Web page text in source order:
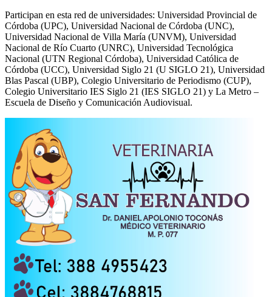
Participan en esta red de universidades: Universidad Provincial de
Córdoba (UPC), Universidad Nacional de Córdoba (UNC),
Universidad Nacional de Villa María (UNVM), Universidad
Nacional de Río Cuarto (UNRC), Universidad Tecnológica
Nacional (UTN Regional Córdoba), Universidad Católica de
Córdoba (UCC), Universidad Siglo 21 (U SIGLO 21), Universidad
Blas Pascal (UBP), Colegio Universitario de Periodismo (CUP),
Colegio Universitario IES Siglo 21 (IES SIGLO 21) y La Metro –
Escuela de Diseño y Comunicación Audiovisual.